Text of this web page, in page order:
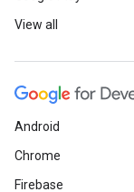
View all
Android
Chrome
Firebase